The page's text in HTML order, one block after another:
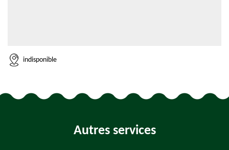
indisponible
Autres services